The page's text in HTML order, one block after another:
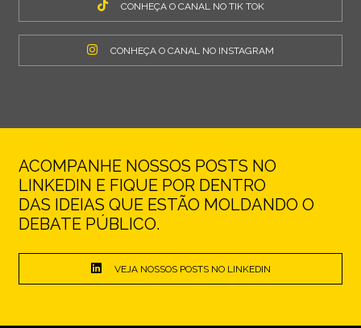
CONHEÇA O CANAL NO TIK TOK
CONHEÇA O CANAL NO INSTAGRAM
ACOMPANHE NOSSOS POSTS NO
LINKEDIN E FIQUE POR DENTRO
DAS IDEIAS QUE ESTÃO MOLDANDO O
DEBATE PÚBLICO.
VEJA NOSSOS POSTS NO LINKEDIN